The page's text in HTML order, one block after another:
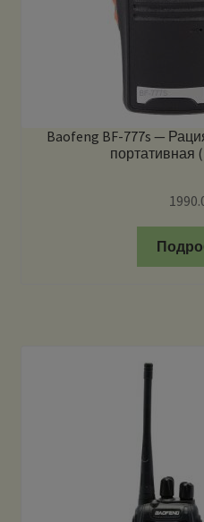
Baofeng BF-777s —
портативная